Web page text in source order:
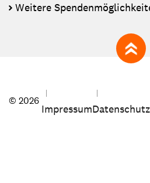
Weitere
zum
© 2026
ImpressumDatenschutz